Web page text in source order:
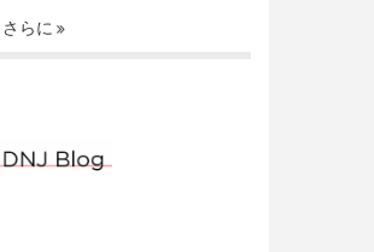
さらに